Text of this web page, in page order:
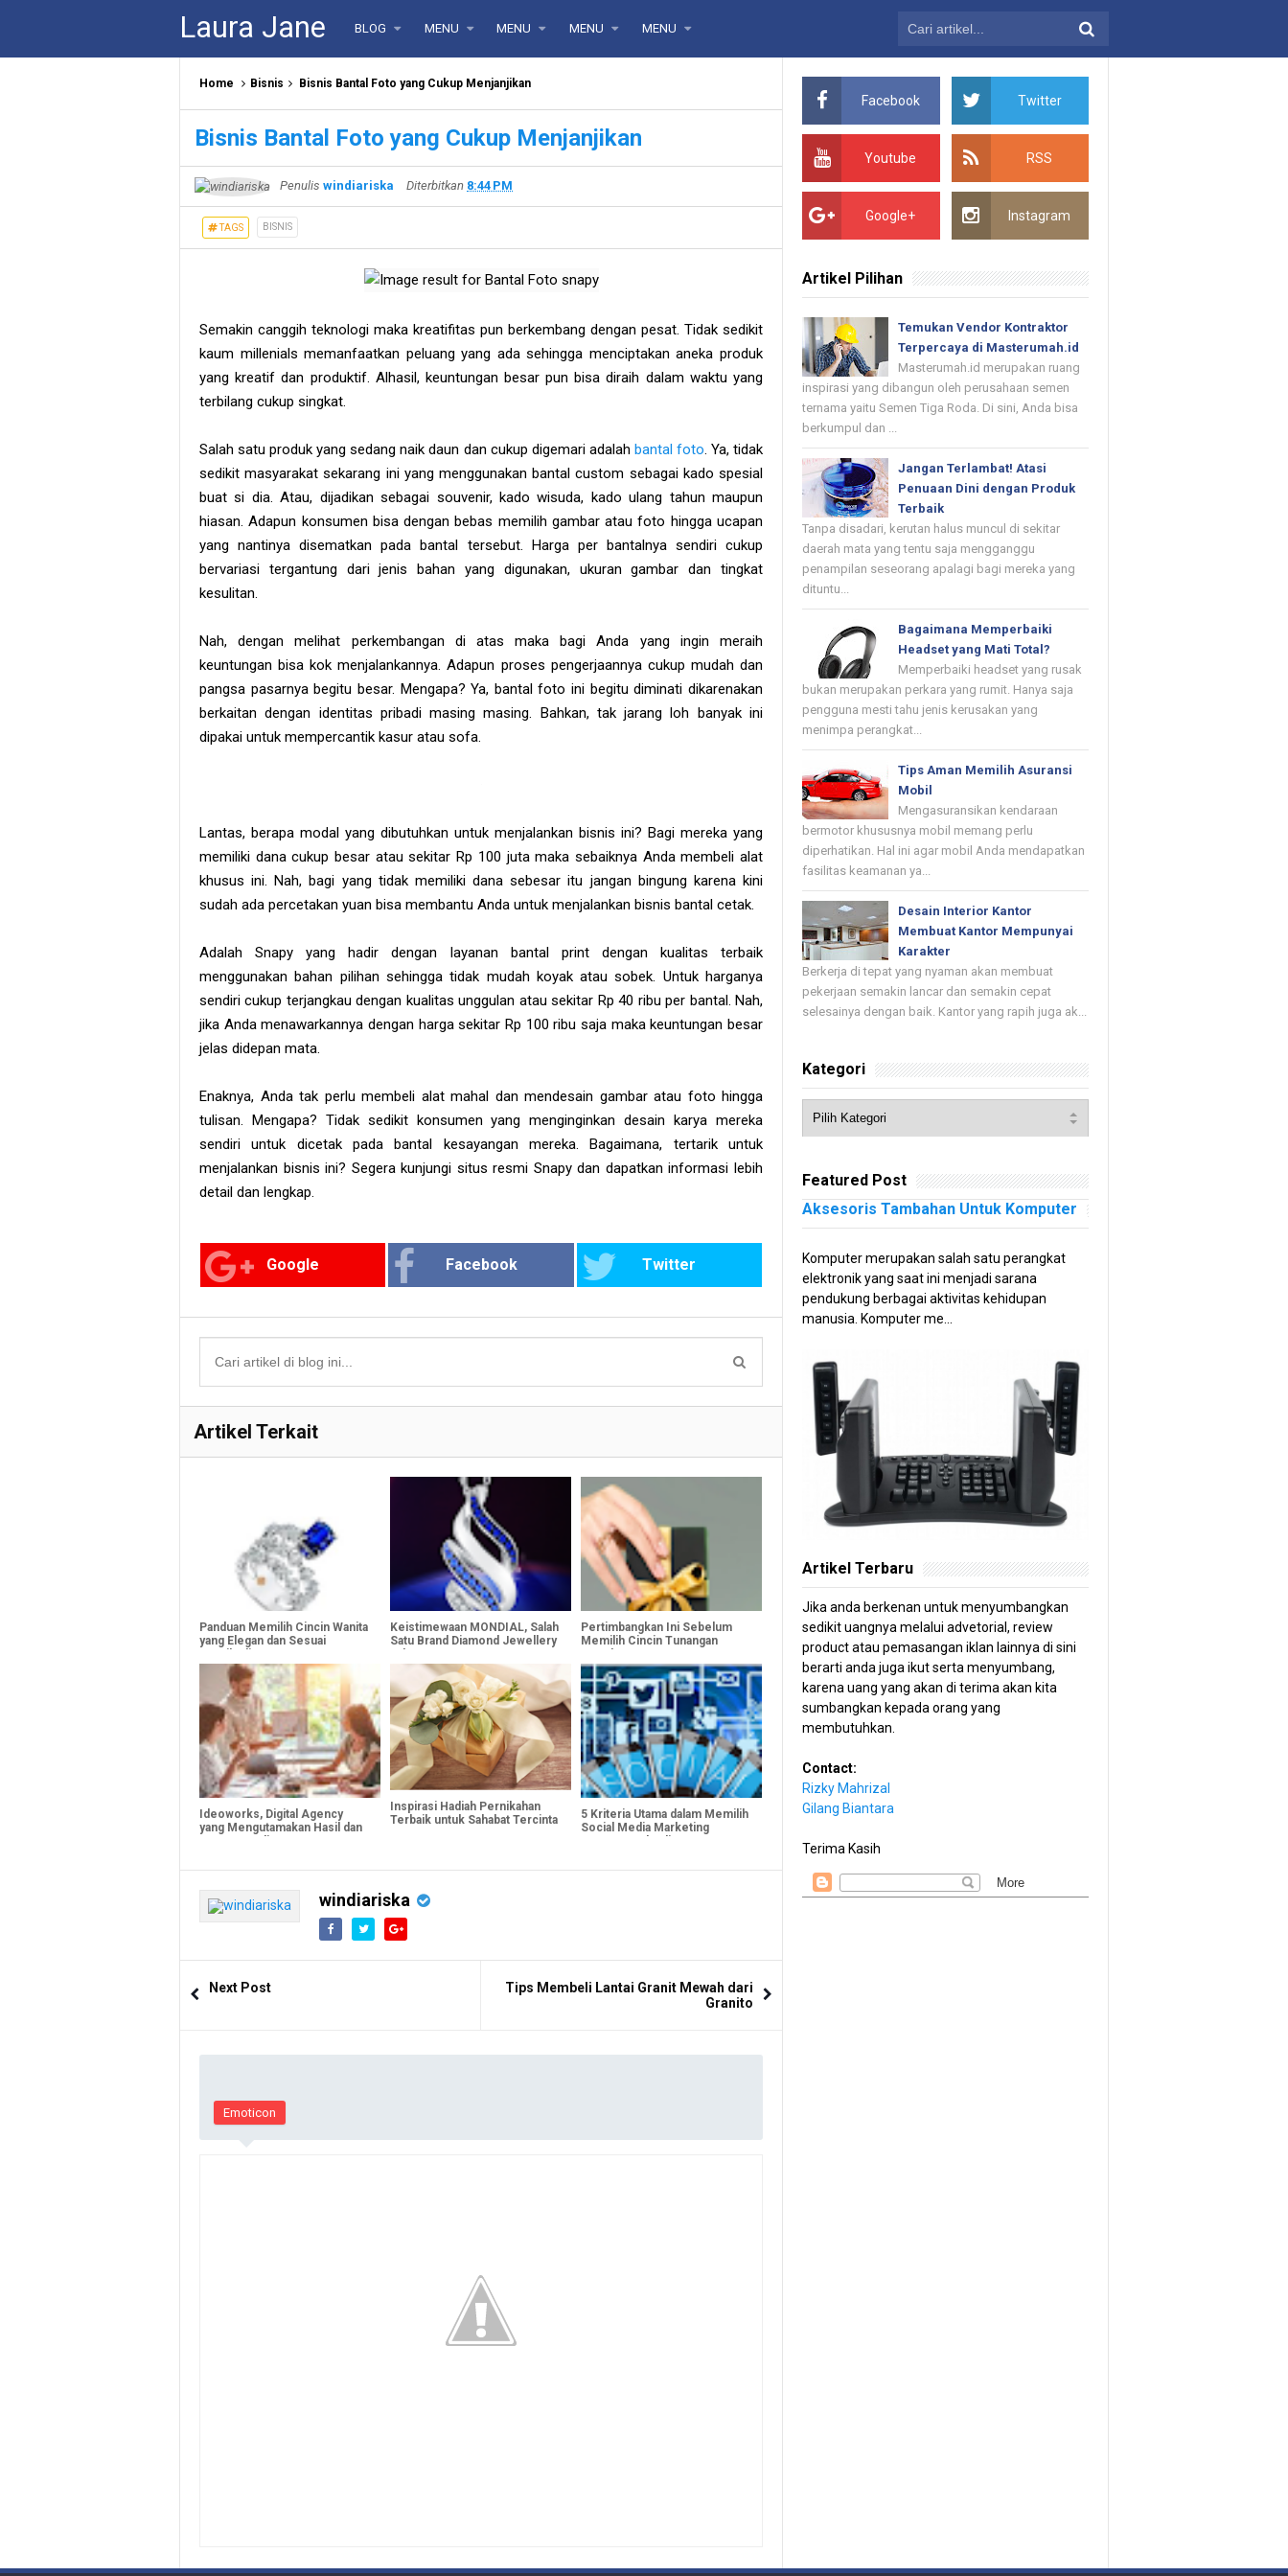
Laura Jane BLOG MENU MENU MENU MENU
Home Bisnis Bisnis Bantal Foto yang Cukup Menjanjikan
Bisnis Bantal Foto yang Cukup Menjanjikan
Penulis windiariska Diterbitkan 8:44 PM
TAGS BISNIS
Semakin canggih teknologi maka kreatifitas pun berkembang dengan pesat. Tidak sedikit
kaum millenials memanfaatkan peluang yang ada sehingga menciptakan aneka produk
yang kreatif dan produktif. Alhasil, keuntungan besar pun bisa diraih dalam waktu yang
terbilang cukup singkat.
Salah satu produk yang sedang naik daun dan cukup digemari adalah bantal foto . Ya, tidak
sedikit masyarakat sekarang ini yang menggunakan bantal custom sebagai kado spesial
buat si dia. Atau, dijadikan sebagai souvenir, kado wisuda, kado ulang tahun maupun
hiasan. Adapun konsumen bisa dengan bebas memilih gambar atau foto hingga ucapan
yang nantinya disematkan pada bantal tersebut. Harga per bantalnya sendiri cukup
bervariasi tergantung dari jenis bahan yang digunakan, ukuran gambar dan tingkat
kesulitan.
Nah, dengan melihat perkembangan di atas maka bagi Anda yang ingin meraih
keuntungan bisa kok menjalankannya. Adapun proses pengerjaannya cukup mudah dan
pangsa pasarnya begitu besar. Mengapa? Ya, bantal foto ini begitu diminati dikarenakan
berkaitan dengan identitas pribadi masing masing. Bahkan, tak jarang loh banyak ini
dipakai untuk mempercantik kasur atau sofa.
Lantas, berapa modal yang dibutuhkan untuk menjalankan bisnis ini? Bagi mereka yang
memiliki dana cukup besar atau sekitar Rp 100 juta maka sebaiknya Anda membeli alat
khusus ini. Nah, bagi yang tidak memiliki dana sebesar itu jangan bingung karena kini
sudah ada percetakan yuan bisa membantu Anda untuk menjalankan bisnis bantal cetak.
Adalah Snapy yang hadir dengan layanan bantal print dengan kualitas terbaik
menggunakan bahan pilihan sehingga tidak mudah koyak atau sobek. Untuk harganya
sendiri cukup terjangkau dengan kualitas unggulan atau sekitar Rp 40 ribu per bantal. Nah,
jika Anda menawarkannya dengan harga sekitar Rp 100 ribu saja maka keuntungan besar
jelas didepan mata.
Enaknya, Anda tak perlu membeli alat mahal dan mendesain gambar atau foto hingga
tulisan. Mengapa? Tidak sedikit konsumen yang menginginkan desain karya mereka
sendiri untuk dicetak pada bantal kesayangan mereka. Bagaimana, tertarik untuk
menjalankan bisnis ini? Segera kunjungi situs resmi Snapy dan dapatkan informasi lebih
detail dan lengkap.
Google Facebook Twitter
Artikel Terkait
Panduan Memilih Cincin Wanita
yang Elegan dan Sesuai
Kepribadian
Keistimewaan MONDIAL, Salah
Satu Brand Diamond Jewellery
Jakarta
Pertimbangkan Ini Sebelum
Memilih Cincin Tunangan
Couple
Ideoworks, Digital Agency
yang Mengutamakan Hasil dan
Kepuasan Klien
Inspirasi Hadiah Pernikahan
Terbaik untuk Sahabat Tercinta
5 Kriteria Utama dalam Memilih
Social Media Marketing
Agency Berkualitas
windiariska
Next Post
Tips Membeli Lantai Granit Mewah dari
Granito
Emoticon
Facebook Twitter
Youtube RSS
Google+ Instagram
Artikel Pilihan
Temukan Vendor Kontraktor
Terpercaya di Masterumah.id
Masterumah.id merupakan ruang
inspirasi yang dibangun oleh perusahaan semen
ternama yaitu Semen Tiga Roda. Di sini, Anda bisa
berkumpul dan ...
Jangan Terlambat! Atasi
Penuaan Dini dengan Produk
Terbaik
Tanpa disadari, kerutan halus muncul di sekitar
daerah mata yang tentu saja mengganggu
penampilan seseorang apalagi bagi mereka yang
dituntu...
Bagaimana Memperbaiki
Headset yang Mati Total?
Memperbaiki headset yang rusak
bukan merupakan perkara yang rumit. Hanya saja
pengguna mesti tahu jenis kerusakan yang
menimpa perangkat...
Tips Aman Memilih Asuransi
Mobil
Mengasuransikan kendaraan
bermotor khususnya mobil memang perlu
diperhatikan. Hal ini agar mobil Anda mendapatkan
fasilitas keamanan ya...
Desain Interior Kantor
Membuat Kantor Mempunyai
Karakter
Berkerja di tepat yang nyaman akan membuat
pekerjaan semakin lancar dan semakin cepat
selesainya dengan baik. Kantor yang rapih juga ak...
Kategori
Featured Post
Aksesoris Tambahan Untuk Komputer
Komputer merupakan salah satu perangkat
elektronik yang saat ini menjadi sarana
pendukung berbagai aktivitas kehidupan
manusia. Komputer me...
Artikel Terbaru
Jika anda berkenan untuk menyumbangkan
sedikit uangnya melalui advetorial, review
product atau pemasangan iklan lainnya di sini
berarti anda juga ikut serta menyumbang,
karena uang yang akan di terima akan kita
sumbangkan kepada orang yang
membutuhkan.
Contact:
Rizky Mahrizal
Gilang Biantara
Terima Kasih